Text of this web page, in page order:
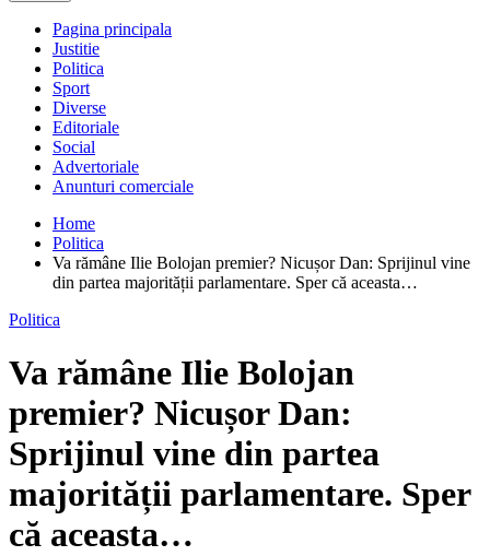
Pagina principala
Justitie
Politica
Sport
Diverse
Editoriale
Social
Advertoriale
Anunturi comerciale
Home
Politica
Va rămâne Ilie Bolojan premier? Nicușor Dan: Sprijinul vine
din partea majorității parlamentare. Sper că aceasta…
Politica
Va rămâne Ilie Bolojan
premier? Nicușor Dan:
Sprijinul vine din partea
majorității parlamentare. Sper
că aceasta…